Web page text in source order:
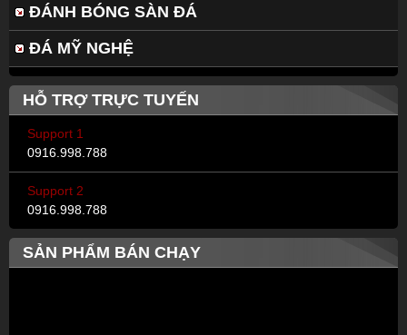
ĐÁNH BÓNG SÀN ĐÁ
ĐÁ MỸ NGHỆ
HỖ TRỢ TRỰC TUYẾN
Support 1
0916.998.788
Support 2
0916.998.788
SẢN PHẨM BÁN CHẠY